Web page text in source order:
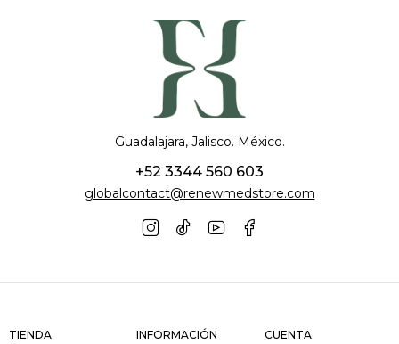
Guadalajara, Jalisco. México.
+52 3344 560 603
globalcontact@renewmedstore.com
TIENDA INFORMACIÓN CUENTA